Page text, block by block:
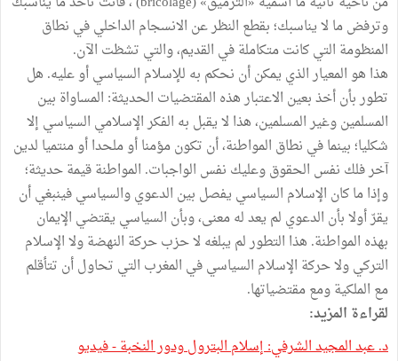
وترفض ما لا يناسبك؛ بقطع النظر عن الانسجام الداخلي في نطاق
المنظومة التي كانت متكاملة في القديم، والتي تشظت الآن.
هذا هو المعيار الذي يمكن أن نحكم به للإسلام السياسي أو عليه. هل
تطور بأن أخذ بعين الاعتبار هذه المقتضيات الحديثة: المساواة بين
المسلمين وغير المسلمين، هذا لا يقبل به الفكر الإسلامي السياسي إلا
شكليا؛ بينما في نطاق المواطنة، أن تكون مؤمنا أو ملحدا أو منتميا لدين
آخر فلك نفس الحقوق وعليك نفس الواجبات. المواطنة قيمة حديثة؛
وإذا ما كان الإسلام السياسي يفصل بين الدعوي والسياسي فينبغي أن
يقرّ أولا بأن الدعوي لم يعد له معنى، وبأن السياسي يقتضي الإيمان
بهذه المواطنة. هذا التطور لم يبلغه لا حزب حركة النهضة ولا الإسلام
التركي ولا حركة الإسلام السياسي في المغرب التي تحاول أن تتأقلم
مع الملكية ومع مقتضياتها.
لقراءة المزيد:
د. عبد المجيد الشرفي: إسلام البترول ودور النخبة - فيديو